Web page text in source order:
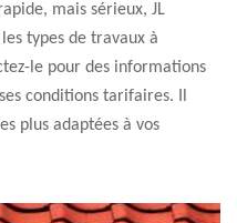
mais sérieux, JL
types de travaux à
le pour des informations
conditions tarifaires. Il
plus adaptées à vos